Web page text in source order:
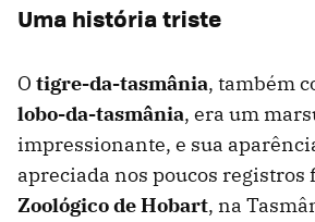
Uma história triste
O tigre-da-tasmânia, também
lobo-da-tasmânia, era um
impressionante, e sua
apreciada nos poucos registros
Zoológico de Hobart, na